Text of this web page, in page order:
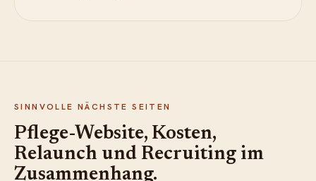
SINNVOLLE NÄCHSTE SEITEN
Pflege-Website, Kosten,
Relaunch und Recruiting im
Zusammenhang.